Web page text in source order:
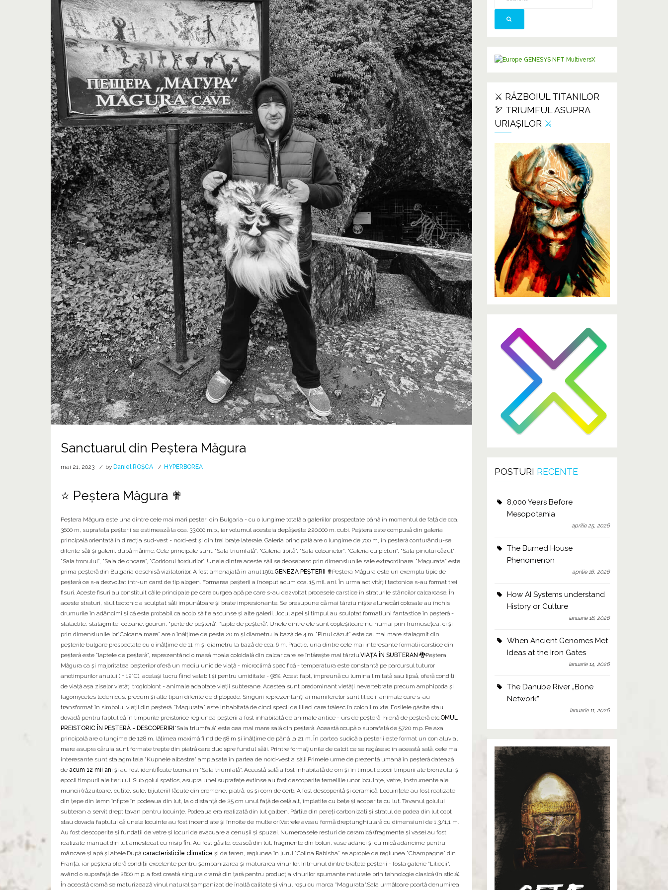
Sanctuarul din Peștera Măgura
mai 21, 2023 by Daniel ROȘCA HYPERBOREA
⭐ Peștera Măgura ✟
Peștera Măgura este una dintre cele mai mari peşteri din Bulgaria - cu o lungime totală a galeriilor prospectate până în momentul de faţă de cca.
3600 m, suprafaţa peşterii se estimează la cca. 33.000 m.p., iar volumul acesteia depăşeşte 220.000 m. cubi. Peştera este compusă din galeria
principală orientată în direcţia sud-vest - nord-est şi din trei braţe laterale. Galeria principală are o lungime de 700 m, în peşteră conturându-se
diferite săli şi galerii, după mărime. Cele principale sunt: "Sala triumfală", "Galeria lipită", "Sala coloanelor", "Galeria cu picturi", "Sala pinului căzut",
"Sala tronului", "Sala de onoare", "Coridorul fiordurilor". Unele dintre aceste săli se deosebesc prin dimensiunile sale extraordinare. "Magurata" este
prima peşteră din Bulgaria deschisă vizitatorilor. A fost amenajată în anul 1961. GENEZA PEŞTERII ✟Peștera Măgura este un exemplu tipic de
peşteră ce s-a dezvoltat într-un carst de tip alogen. Formarea peşterii a început acum cca. 15 mil. ani. În urma activităţii tectonice s-au format trei
fisuri. Aceste fisuri au constituit căile principale pe care curgea apă pe care s-au dezvoltat procesele carstice în straturile stâncilor calcaroase. În
aceste straturi, râul tectonic a sculptat săli impunătoare şi brate impresionante. Se presupune că mai târziu nişte alunecări colosale au închis
drumurile în adâncimi şi că este probabil ca acolo să fie ascunse şi alte galerii. Jocul apei şi timpul au sculptat formaţiuni fantastice în peşteră -
stalactite, stalagmite, coloane, goururi, "perle de peşteră", "lapte de peşteră". Unele dintre ele sunt copleşitoare nu numai prin frumuseţea, ci şi
prin dimensiunile lor.“Coloana mare" are o înălţime de peste 20 m şi diametru la bază de 4 m. "Pinul căzut" este cel mai mare stalagmit din
peşterile bulgare prospectate cu o înălţime de 11 m şi diametru la bază de cca. 6 m. Practic, una dintre cele mai interesante formatii carstice din
peşteră este "laptele de peşteră", reprezentând o masă moale coloidală din calcar care se întăreşte mai târziu. VIAŢA ÎN SUBTERAN 🐉Peștera
Măgura ca şi majoritatea peşterilor oferă un mediu unic de viaţă - microclimă specifică - temperatura este constantă pe parcursul tuturor
anotimpurilor anului ( + 12°C), acelaşi lucru fiind valabil şi pentru umiditate - 98%. Acest fapt, împreună cu lumina limitată sau lipsă, oferă condiţii
de viaţă aşa ziselor vietăţi troglobiont - animale adaptate vieţii subterane. Acestea sunt predominant vietăţi nevertebrate precum amphipoda şi
fagomycetes ledenicus, precum şi alte tipuri diferite de diplopode. Singurii reprezentanţi ai mamiferelor sunt liliecii, animale care s-au
transformat în simbolul vieţii din peşteră. "Magurata" este inhabitată de cinci specii de lilieci care trăiesc în colonii mixte. Fosilele găsite stau
dovadă pentru faptul că în timpurile preistorice regiunea peşterii a fost inhabitată de animale antice - urs de peşteră, hienă de peşteră etc.OMUL
PREISTORIC ÎN PEŞTERĂ - DESCOPERIRI“Sala triumfală” este cea mai mare sală din peşteră. Această ocupă o suprafaţă de 5720 m.p. Pe axa
principală are o lungime de 128 m, lăţimea maximă fiind de 58 m şi înălţime de până la 21 m. În partea sudică a peşterii este format un con aluvial
mare asupra căruia sunt formate trepte din piatră care duc spre fundul sălii. Printre formaţiunile de calcit ce se regăsesc în această sală, cele mai
interesante sunt stalagmitele "Kupnele albastre" amplasate în partea de nord-vest a sălii.Primele urme de prezenţă umană în peşteră datează
de acum 12 mii ani şi au fost identificate tocmai în "Sala triumfală". Această sală a fost inhabitată de om şi în timpul epocii timpurii ale bronzului şi
epocii timpurii ale fierului. Sub golul spatios, asupra unei suprafeţe extinse au fost descoperite temeliile unor locuinţe, vetre, instrumente ale
muncii (răzuitoare, cuţite, sule, bijuterii) făcute din cremene, piatră, os şi corn de cerb. A fost descoperită şi ceramică. Locuinţele au fost realizate
din țepe din lemn înfipte în podeaua din lut, la o distanţă de 25 cm unul faţă de celălalt, împletite cu beţe şi acoperite cu lut. Tavanul golului
subteran a servit drept tavan pentru locuinţe. Podeaua era realizată din lut galben. Părţile din pereţi carbonizaţi şi stratul de podea din lut copt
stau dovada faptului că unele locuinte au fost incendiate şi înnoite de multe ori.Vetrele aveau formă dreptunghiulară cu dimensiuni de 1,3/1,1 m.
Au fost descoperite şi fundaţii de vetre şi locuri de evacuare a cenuşii şi spuzei. Numeroasele resturi de ceramică (fragmente şi vase) au fost
realizate manual din lut amestecat cu nisip fin. Au fost găsite: cească din lut, fragmente din boluri, vase adânci şi cu mică adâncime pentru
mâncare şi apă şi altele.După caracteristicile climatice şi de teren, regiunea în jurul "Colina Rabisha" se apropie de regiunea "Champagne" din
Franţa, iar peştera oferă condiţii excelente pentru şampanizarea şi maturarea vinurilor. Intr-unul dintre braţele peşterii - fosta galerie "Liliecii",
având o suprafaţă de 2800 m.p. a fost creată singura cramă din ţară pentru producţia vinurilor spumante naturale prin tehnologie clasică (în sticlă).
În această cramă se maturizează vinul natural şampanizat de înaltă calitate şi vinul roşu cu marca "Magurata".Sala următoare poartă denumirea
⚔️ RĂZBOIUL TITANILOR
🏹 TRIUMFUL ASUPRA
URIAȘILOR ⚔️
POSTURI RECENTE
8,000 Years Before
Mesopotamia
aprilie 25, 2026
The Burned House
Phenomenon
aprilie 16, 2026
How AI Systems understand
History or Culture
ianuarie 18, 2026
When Ancient Genomes Met
Ideas at the Iron Gates
ianuarie 14, 2026
The Danube River „Bone
Network”
ianuarie 11, 2026